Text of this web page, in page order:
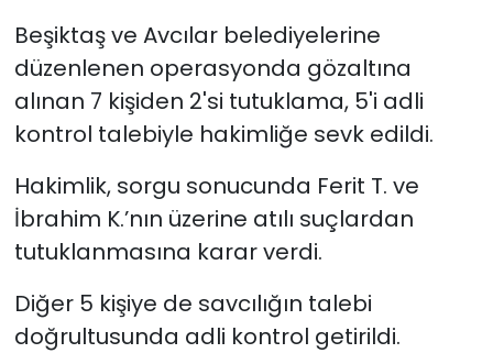
Beşiktaş ve Avcılar belediyelerine
düzenlenen operasyonda gözaltına
alınan 7 kişiden 2'si tutuklama, 5'i adli
kontrol talebiyle hakimliğe sevk edildi.
Hakimlik, sorgu sonucunda Ferit T. ve
İbrahim K.’nın üzerine atılı suçlardan
tutuklanmasına karar verdi.
Diğer 5 kişiye de savcılığın talebi
doğrultusunda adli kontrol getirildi.